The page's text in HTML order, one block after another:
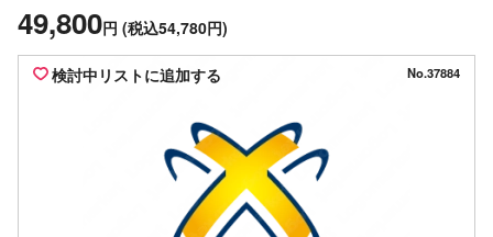
49,800円 (税込54,780円)
検討中リストに追加する No.37884